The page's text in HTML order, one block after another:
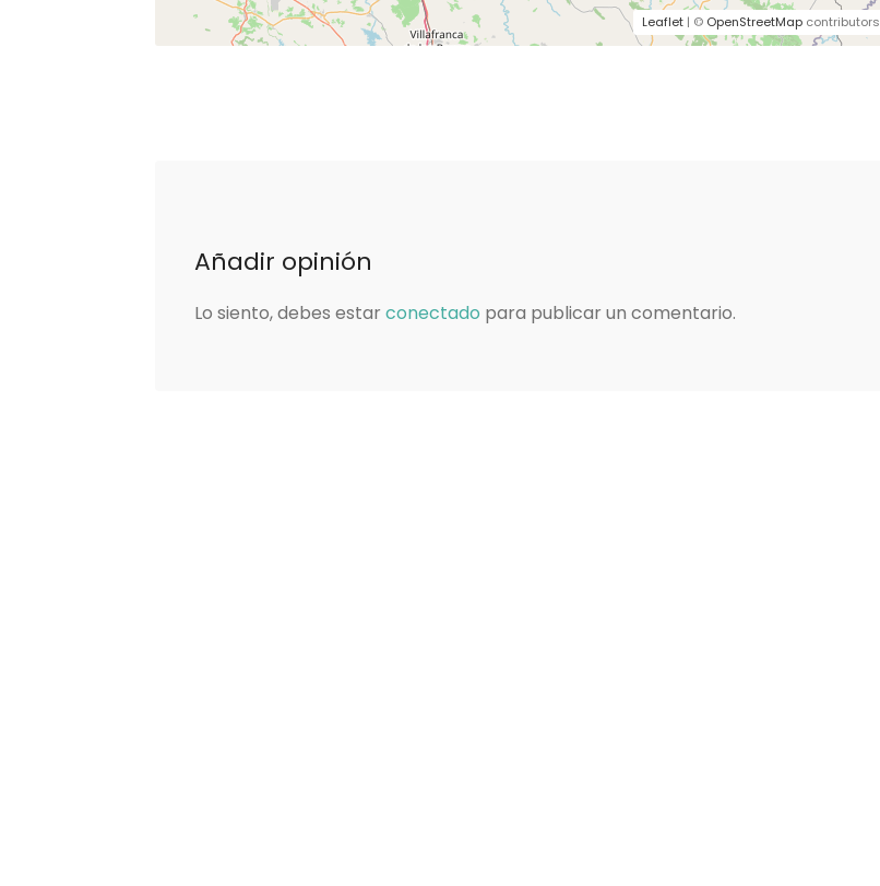
Leaflet| © OpenStreetMapcontributors
Añadir opinión
Lo siento, debes estar conectado para publicar un comentario.